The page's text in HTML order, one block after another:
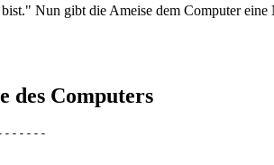
Nun gibt die Ameise dem Computer
des Computers